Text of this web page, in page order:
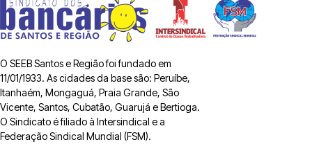
O SEEB Santos e Região foi fundado em
11/01/1933. As cidades da base são: Peruíbe,
Itanhaém, Mongaguá, Praia Grande, São
Vicente, Santos, Cubatão, Guarujá e Bertioga.
O Sindicato é filiado à Intersindical e a
Federação Sindical Mundial (FSM).